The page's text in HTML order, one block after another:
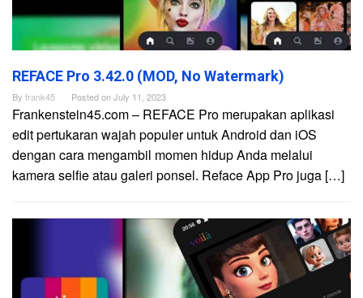
REFACE Pro 3.42.0 (MOD, No Watermark)
By frank45 Posted onJuly 11, 2023
Frankenstein45.com – REFACE Pro merupakan aplikasi
edit pertukaran wajah populer untuk Android dan iOS
dengan cara mengambil momen hidup Anda melalui
kamera selfie atau galeri ponsel. Reface App Pro juga […]